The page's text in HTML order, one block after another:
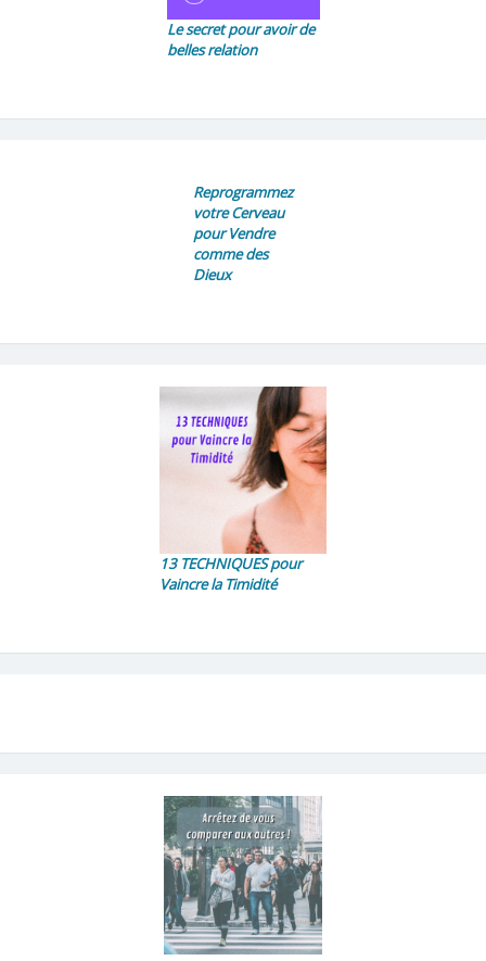
Le secret pour avoir de
belles relation
Reprogrammez
votre Cerveau
pour Vendre
comme des
Dieux
13 TECHNIQUES pour
Vaincre la Timidité